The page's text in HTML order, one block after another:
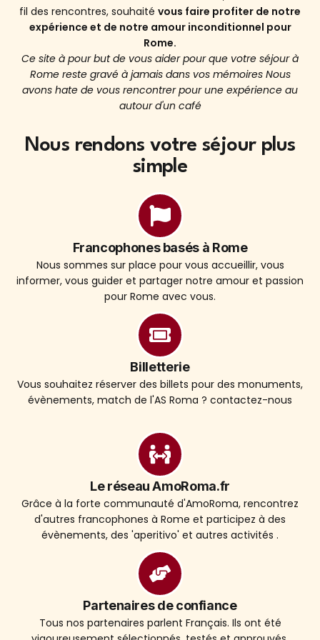
fil des rencontres, souhaité vous faire profiter de notre
expérience et de notre amour inconditionnel pour
Rome.
Ce site à pour but de vous aider pour que votre séjour à
Rome reste gravé à jamais dans vos mémoires Nous
avons hate de vous rencontrer pour une expérience au
autour d'un café
Nous rendons votre séjour plus
simple
Francophones basés à Rome
Nous sommes sur place pour vous accueillir, vous
informer, vous guider et partager notre amour et passion
pour Rome avec vous.
Billetterie
Vous souhaitez réserver des billets pour des monuments,
évènements, match de l'AS Roma ? contactez-nous
Le réseau AmoRoma.fr
Grâce à la forte communauté d'AmoRoma, rencontrez
d'autres francophones à Rome et participez à des
évènements, des 'aperitivo' et autres activités .
Partenaires de confiance
Tous nos partenaires parlent Français. Ils ont été